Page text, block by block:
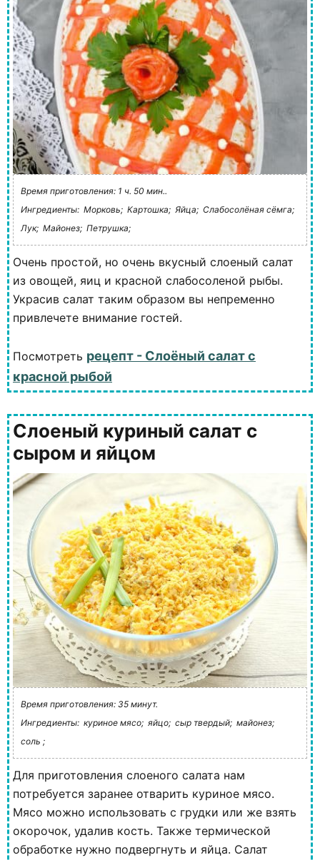
Время приготовления: 1 ч. 50 мин..
Ингредиенты: Морковь; Картошка; Яйца; Слабосолёная сёмга;
Лук; Майонез; Петрушка;
Очень простой, но очень вкусный слоеный салат
из овощей, яиц и красной слабосоленой рыбы.
Украсив салат таким образом вы непременно
привлечете внимание гостей.
Посмотреть рецепт - Слоёный салат с
красной рыбой
Слоеный куриный салат с
сыром и яйцом
Время приготовления: 35 минут.
Ингредиенты: куриное мясо; яйцо; сыр твердый; майонез;
соль ;
Для приготовления слоеного салата нам
потребуется заранее отварить куриное мясо.
Мясо можно использовать с грудки или же взять
окорочок, удалив кость. Также термической
обработке нужно подвергнуть и яйца. Салат